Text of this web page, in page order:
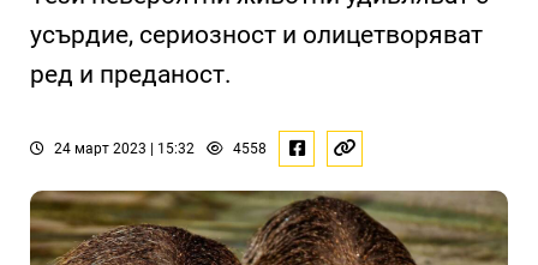
усърдие, сериозност и олицетворяват
ред и преданост.
24 март 2023 | 15:32 4558